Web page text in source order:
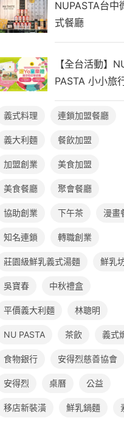
NUPASTA台中
式餐廳
【全台活動】
PASTA 小小旅
遊Yo童樂繪，
享好禮！
義式料理 連鎖加盟餐廳
義大利麵 餐飲加盟
加盟創業 美食加盟
美食餐廳 聚會餐廳
協助創業 下午茶 漫畫
知名連鎖 轉職創業
莊園級鮮乳義式湯麵 鮮乳
吳寶春 中秋禮盒
平價義大利麵 林聰明
NU PASTA 茶飲 義式
食物銀行 安得烈慈善協會
安得烈 桌曆 公益
移店新裝潢 鮮乳鍋麵